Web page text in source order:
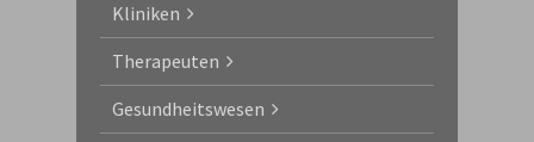
Kliniken
Therapeuten
Gesundheitswesen